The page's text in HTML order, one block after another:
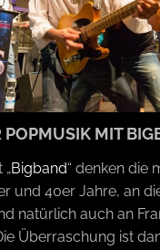
MIT
„Bigband“ denken die
und 40er Jahre, an
natürlich auch an
Überraschung ist